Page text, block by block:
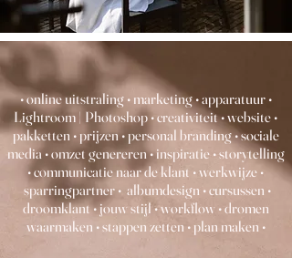
• online uitstraling • marketing • apparatuur •
Lightroom | Photoshop • creativiteit • website •
pakketten • prijzen • personal branding • sociale
media • omzet genereren • inspiratie • storytelling
• communicatie naar de klant • werkwijze •
sparringpartner • albumdesign • cursussen •
droomklant • jouw stijl • workflow • dromen
waarmaken • stappen zetten • plan maken •